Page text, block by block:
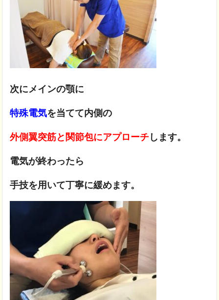
次にメインの顎に
特殊電気を当てて内側の
外側翼突筋と関節包にアプローチします。
電気が終わったら
手技を用いて丁寧に緩めます。